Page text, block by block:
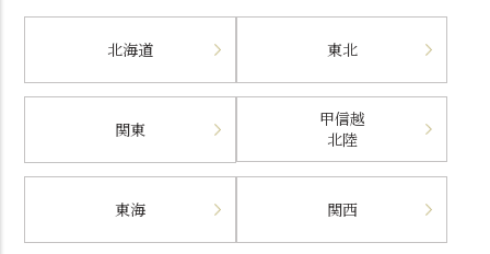
北海道 東北
関東
甲信越
北陸
東海 関西